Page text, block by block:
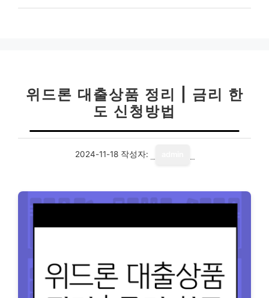
위드론 대출상품 정리 | 금리 한
도 신청방법
2024-11-18 작성자: